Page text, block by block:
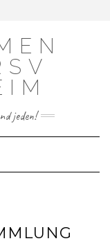
jeden!